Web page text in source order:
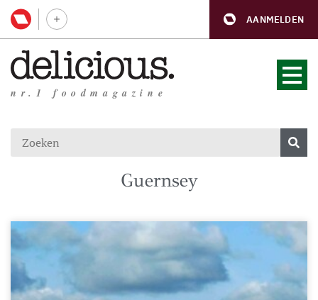
AANMELDEN
nr.1 foodmagazine
Guernsey